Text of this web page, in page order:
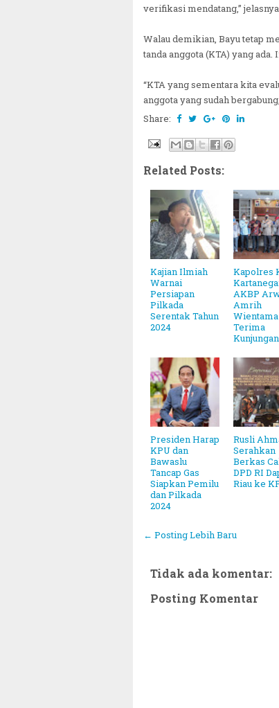
verifikasi mendatang,”
Walau demikian, Bayu tetap
tanda anggota (KTA) yang
“KTA yang sementara kita
anggota yang sudah
Share:
Related Posts:
Kajian Ilmiah
Warnai
Persiapan
Pilkada
Serentak Tahun
2024
Kapolres
AKBP
Amrih
Wientama
Terima
Presiden Harap
KPU dan
Bawaslu
Tancap Gas
Siapkan Pemilu
dan Pilkada
2024
Rusli
Serahkan
Berkas
DPD RI
Riau ke
← Posting Lebih Baru
Tidak ada komentar:
Posting Komentar